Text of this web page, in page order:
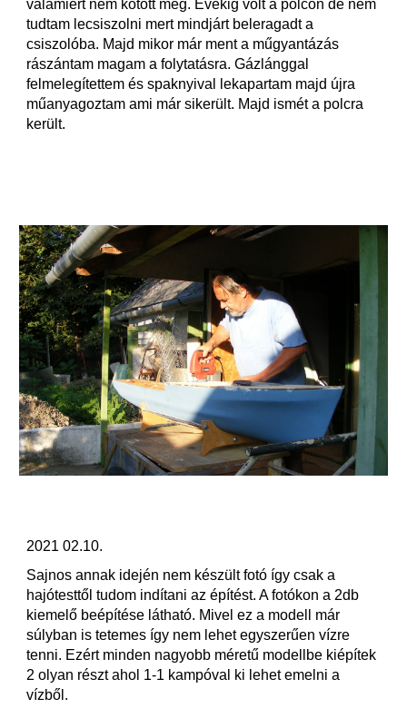
valamiért nem kötött meg. Évekig volt a polcon de nem
tudtam lecsiszolni mert mindjárt beleragadt a
csiszolóba. Majd mikor már ment a műgyantázás
rászántam magam a folytatásra. Gázlánggal
felmelegítettem és spaknyival lekapartam majd újra
műanyagoztam ami már sikerült. Majd ismét a polcra
került.
2021 02.10.
Sajnos annak idején nem készült fotó így csak a
hajótesttől tudom indítani az építést. A fotókon a 2db
kiemelő beépítése látható. Mivel ez a modell már
súlyban is tetemes így nem lehet egyszerűen vízre
tenni. Ezért minden nagyobb méretű modellbe kiépítek
2 olyan részt ahol 1-1 kampóval ki lehet emelni a
vízből.